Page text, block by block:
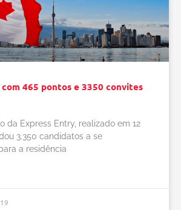
com 465 pontos e 3350 convites
da Express Entry, realizado em 12
3.350 candidatos a se
a residência